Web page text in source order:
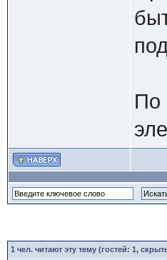
По
1 чел. читают эту тему (гостей: 1,